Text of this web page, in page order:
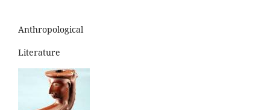
Anthropological
Literature